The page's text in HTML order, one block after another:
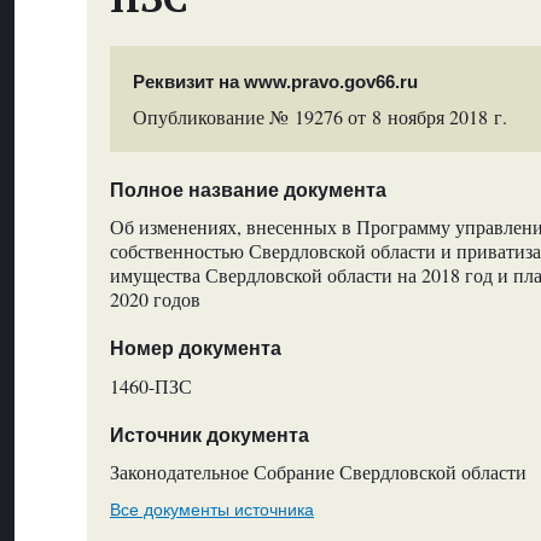
Реквизит на www.pravo.gov66.ru
Опубликование № 19276 от 8 ноября 2018 г.
Полное название документа
Об изменениях, внесенных в Программу
собственностью Свердловской области и
имущества Свердловской области на 2018 год и
2020 годов
Номер документа
1460-ПЗС
Источник документа
Законодательное Собрание Свердловской области
Все документы источника